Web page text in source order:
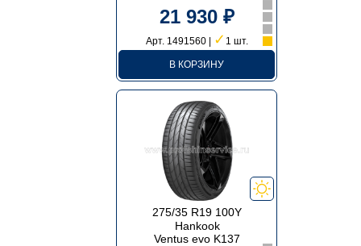
21 930 ₽
Арт. 1491560 | ✓ 1 шт.
В КОРЗИНУ
275/35 R19 100Y
Hankook
Ventus evo K137